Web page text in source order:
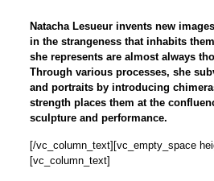
Natacha Lesueur invents new
in the strangeness that inhabits
she represents are almost always
Through various processes, she
and portraits by introducing
strength places them at the
sculpture and performance.
[/vc_column_text][vc_empty_space
[vc_column_text]